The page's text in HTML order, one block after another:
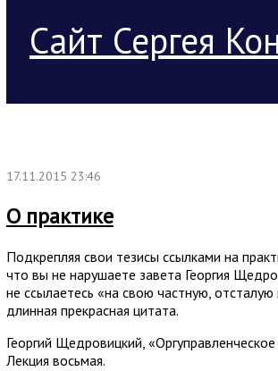
Сайт Сергея
17.11.2015 23:46
О практике
Подкрепляя свои тезисы ссылками на
что вы не нарушаете завета Георгия
не ссылаетесь «на свою частную,
длинная прекрасная цитата.
Георгий Щедровицкий,
Лекция восьмая.